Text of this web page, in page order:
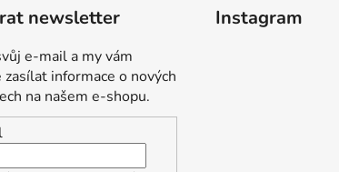
newsletter
e-mail a my vám
zasílat informace o nových
na našem e-shopu.
Instagram